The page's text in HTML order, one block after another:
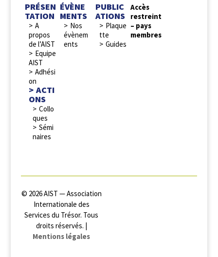
PRÉSEN
TATION
A
propos
de l’AIST
Equipe
AIST
Adhési
on
ACTI
ONS
Collo
ques
Sémi
naires
ÉVÈNE
MENTS
Nos
évènem
ents
PUBLIC
ATIONS
Plaque
tte
Guides
Accès
restreint
– pays
membres
© 2026 AIST — Association
Internationale des
Services du Trésor. Tous
droits réservés. |
Mentions légales